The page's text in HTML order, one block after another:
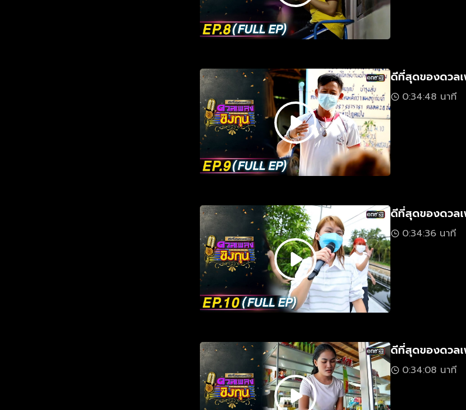
ดีที่สุดของดวล
0:34:48 นาที
ดีที่สุดของดวล
0:34:36 นาที
ดีที่สุดของดวลเ
0:34:08 นาที